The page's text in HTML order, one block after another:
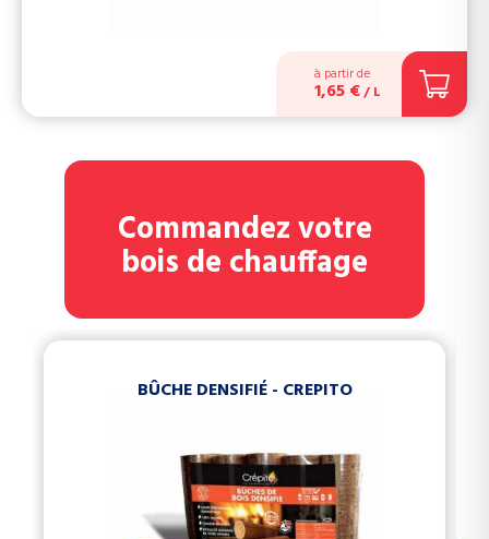
à partir de
1,65 €/ L
Commandez votre
bois de chauffage
BÛCHE DENSIFIÉ - CREPITO